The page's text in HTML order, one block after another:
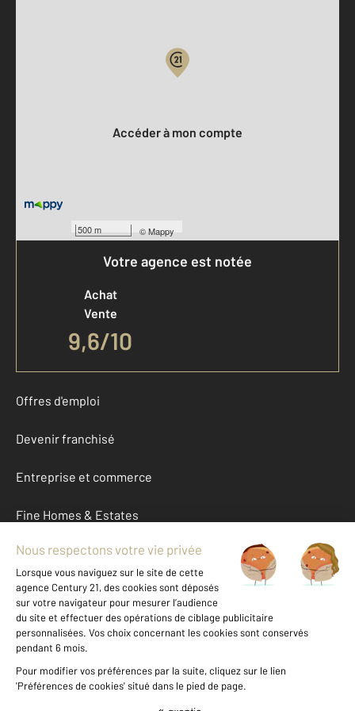
500 m ©Mappy
Accéder à mon compte
Votre agence est notée
Achat
Vente
9,6/10
Offres d'emploi
Devenir franchisé
Entreprise et commerce
Fine Homes & Estates
À propos
International
Nous contacter